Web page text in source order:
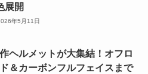
展開
年5月11日
ヘルメットが大集結！オフロ
＆カーボンフルフェイスまで